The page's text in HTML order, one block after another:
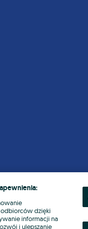
odbiorców dzięki
informacji na
i ulepszanie